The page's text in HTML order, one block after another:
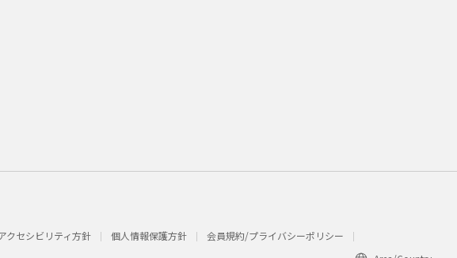
クセシビリティ方針 個人情報保護方針
会員規約/プライバシーポリシー​